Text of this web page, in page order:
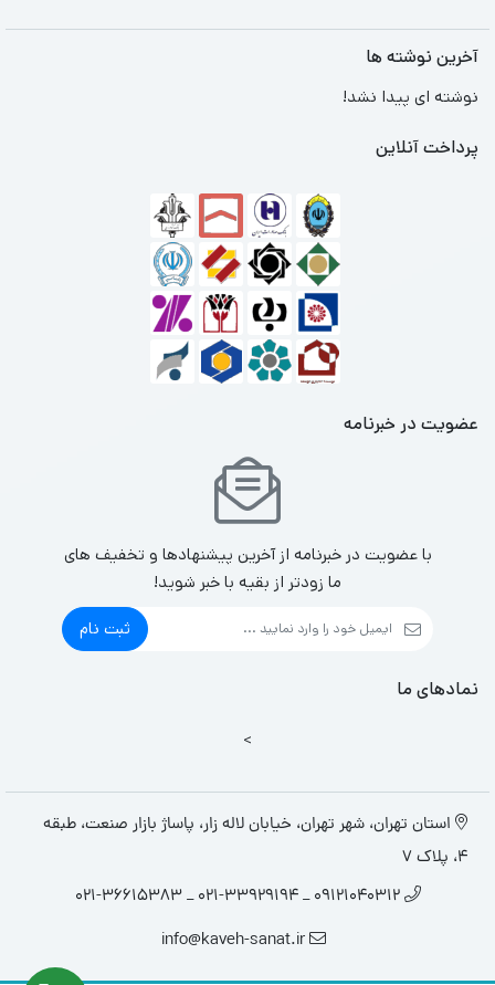
آخرین نوشته ها
نوشته ای پیدا نشد!
پرداخت آنلاین
عضویت در خبرنامه
با عضویت در خبرنامه از آخرین پیشنهادها و تخفیف های
ما زودتر از بقیه با خبر شوید!
ثبت نام
نمادهای ما
>
استان تهران، شهر تهران، خیابان لاله زار، پاساژ بازار صنعت، طبقه
4، پلاک 7
09121040312 _ 021-33929194 _ 021-36615383
info@kaveh-sanat.ir